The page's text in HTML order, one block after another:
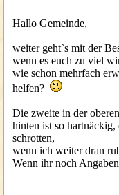
Hallo Gemeinde,
weiter geht`s mit der
wenn es euch zu viel
wie schon mehrfach
helfen?
Die zweite in der
hinten ist so
schrotten,
wenn ich weiter dran
Wenn ihr noch